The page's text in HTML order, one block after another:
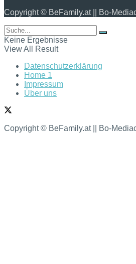
Copyright © BeFamily.at || Bo-
Keine Ergebnisse
View All Result
Datenschutzerklärung
Home 1
Impressum
Über uns
Copyright © BeFamily.at || Bo-